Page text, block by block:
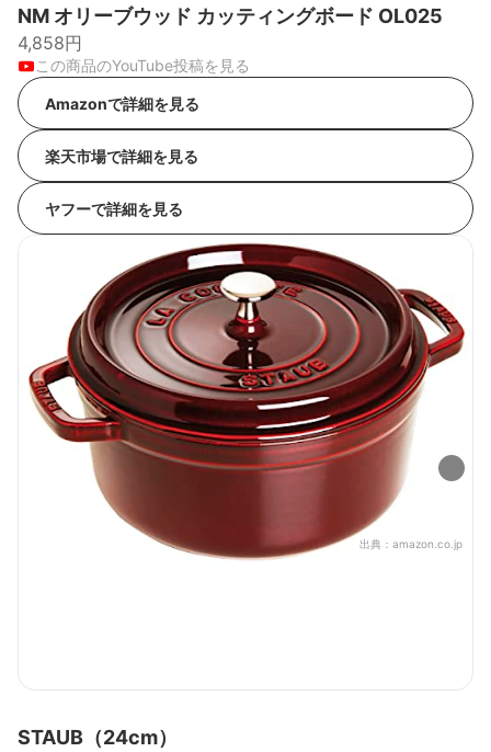
NM オリーブウッド カッティングボード OL025
4,858円
この商品のYouTube投稿を見る
Amazonで詳細を見る
楽天市場で詳細を見る
ヤフーで詳細を見る
出典： amazon.co.jp
STAUB（24cm）